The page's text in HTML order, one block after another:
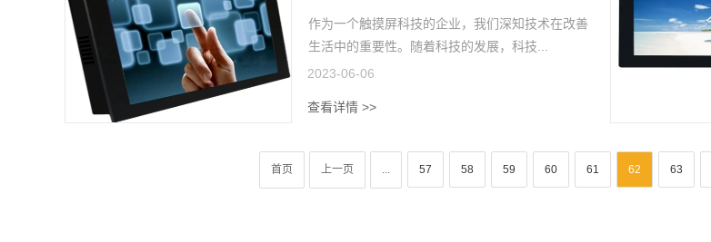
作为一个触摸屏科技的企业，我们深知技术在改善
生活中的重要性。随着科技的发展，科技...
2023-06-06
查看详情 >>
首页 上一页 ... 57 58 59 60 61 62 63